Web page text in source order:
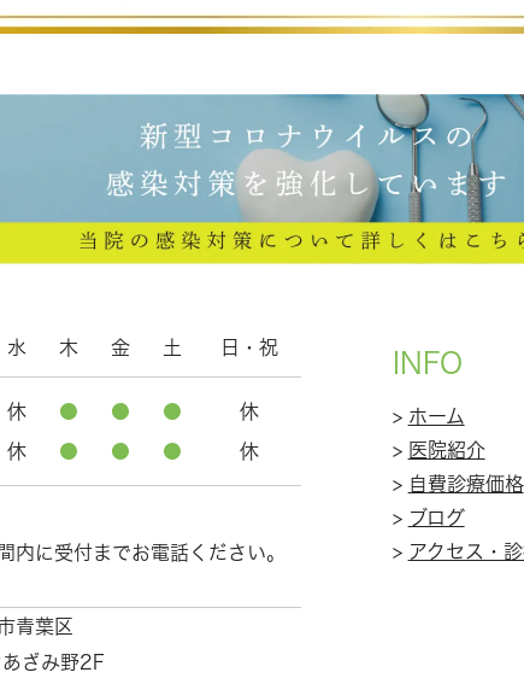
水 木 金 土 日・祝
休 ● ● ● 休
休 ● ● ● 休
に受付までお電話ください。
青葉区
ざみ野2F
INFO
> ホーム
> 医院紹介
> 自費診療価格
> ブログ
> アクセス・